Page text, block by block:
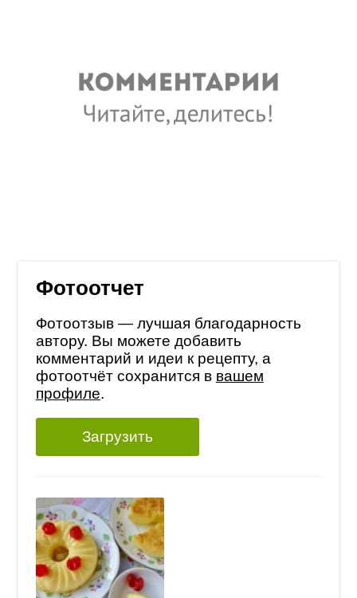
Фотоотчет
Фотоотзыв — лучшая благодарность
автору. Вы можете добавить
комментарий и идеи к рецепту, а
фотоотчёт сохранится в вашем
профиле.
Загрузить